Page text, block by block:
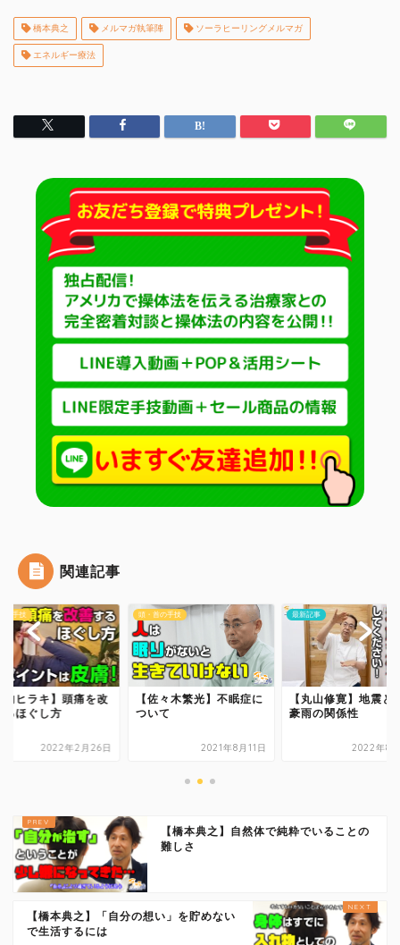
橋本典之 メルマガ執筆陣 ソーラヒーリングメルマガ
エネルギー療法
関連記事
の手技
内ヒラキ】頭痛を改
るほぐし方
2022年2月26日
頭・首の手技
【佐々木繁光】不眠症に
ついて
2021年8月11日
最新記事
【丸山修寛】地震と
豪雨の関係性
2022年8
【橋本典之】自然体で純粋でいることの
難しさ
【橋本典之】「自分の想い」を貯めない
で生活するには